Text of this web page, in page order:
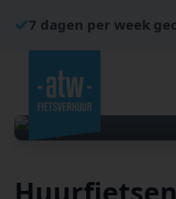
7 dagen per week
Bezorgen in
Gemiddelde